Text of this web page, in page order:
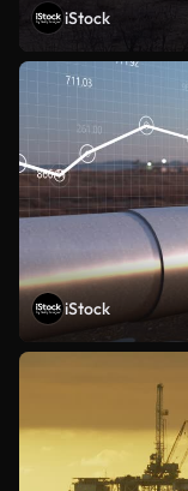
iStock
iStock